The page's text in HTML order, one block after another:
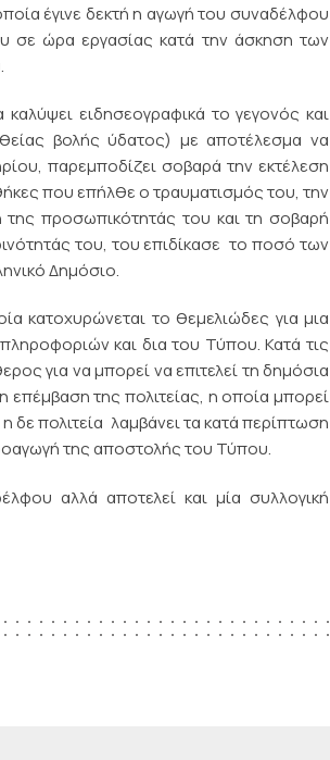
έγινε δεκτή η αγωγή του συναδέλφου
σε ώρα εργασίας κατά την άσκηση των
ειδησεογραφικά το γεγονός και
βολής ύδατος) με αποτέλεσμα να
παρεμποδίζει σοβαρά την εκτέλεση
που επήλθε ο τραυματισμός του, την
της προσωπικότητάς του και τη σοβαρή
του, του επιδίκασε το ποσό των
Δημόσιο.
κατοχυρώνεται το θεμελιώδες για μια
και δια του Τύπου. Κατά τις
για να μπορεί να επιτελεί τη δημόσια
επέμβαση της πολιτείας, η οποία μπορεί
πολιτεία λαμβάνει τα κατά περίπτωση
της αποστολής του Τύπου.
αλλά αποτελεί και μία συλλογική